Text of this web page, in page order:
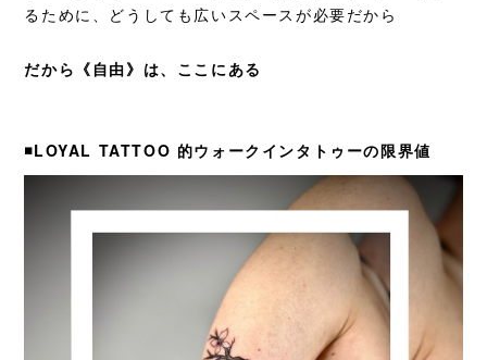
るために、どうしても広いスペースが必要だから
だから《自由》は、ここにある
◾️LOYAL TATTOO 的ウォークインタトゥーの限界値